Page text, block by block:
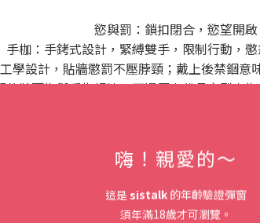
慾與罰：鎖扣閉合，慾望開啟
手枷：手銬式設計，緊縛雙手，限制行動，
學設計，貼牆懲罰不壓脖頸；戴上後禁錮意
件將頸枷與手枷相連，可還原古代品字型木
因尺寸不符合超商取貨規定，故不適用超商
嗨！親愛的～
這是sistalk 的年齡驗證彈窗
須年滿18歲才可瀏覽。